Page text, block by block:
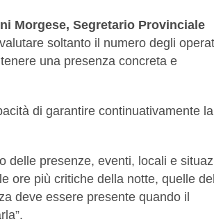
Morgese, Segretario Provinciale
soltanto il numero degli
una presenza concreta e
di garantire continuativamente la
delle presenze, eventi, locali e
ore più critiche della notte, quelle
deve essere presente quando il